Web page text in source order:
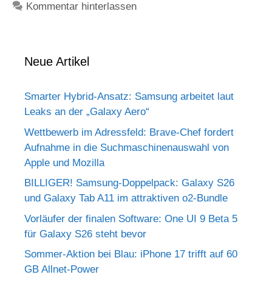
Kommentar hinterlassen
Neue Artikel
Smarter Hybrid-Ansatz: Samsung arbeitet laut
Leaks an der „Galaxy Aero“
Wettbewerb im Adressfeld: Brave-Chef fordert
Aufnahme in die Suchmaschinenauswahl von
Apple und Mozilla
BILLIGER! Samsung-Doppelpack: Galaxy S26
und Galaxy Tab A11 im attraktiven o2-Bundle
Vorläufer der finalen Software: One UI 9 Beta 5
für Galaxy S26 steht bevor
Sommer-Aktion bei Blau: iPhone 17 trifft auf 60
GB Allnet-Power